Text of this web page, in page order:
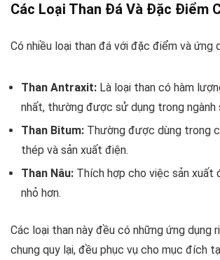
Các Loại Than Đá Và Đặc Điểm
Có nhiều loại than đá với đặc điểm và ứng
Than Antraxit: Là loại than có hàm
nhất, thường được sử dụng trong ngành
Than Bitum: Thường được dùng trong
thép và sản xuất điện.
Than Nâu: Thích hợp cho việc sản xuất
nhỏ hơn.
Các loại than này đều có những ứng dụng
chung quy lại, đều phục vụ cho mục đích